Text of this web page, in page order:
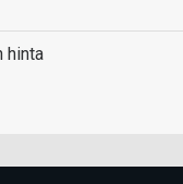
hinta